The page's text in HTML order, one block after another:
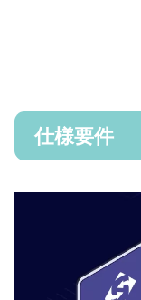
仕様要件